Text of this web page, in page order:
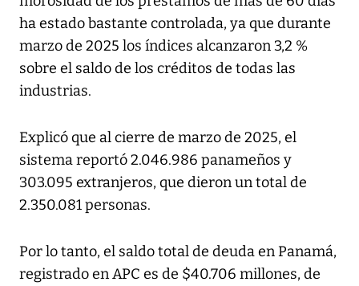
ha estado bastante controlada, ya que durante
marzo de 2025 los índices alcanzaron 3,2 %
sobre el saldo de los créditos de todas las
industrias.
Explicó que al cierre de marzo de 2025, el
sistema reportó 2.046.986 panameños y
303.095 extranjeros, que dieron un total de
2.350.081 personas.
Por lo tanto, el saldo total de deuda en Panamá,
registrado en APC es de $40.706 millones, de